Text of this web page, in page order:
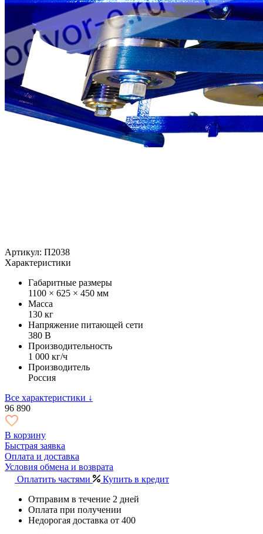
Артикул: П2038
Характеристики
Габаритные размеры
1100 × 625 × 450 мм
Масса
130 кг
Напряжение питающей сети
380 В
Производительность
1 000 кг/ч
Производитель
Россия
Все характеристики ↓
96 890
В корзину
Быстрая заявка
Оплата и доставка
Условия обмена и возврата
Оплатить частями
Купить в кредит
Отправим в течение 2 дней
Оплата при получении
Недорогая доставка от 400